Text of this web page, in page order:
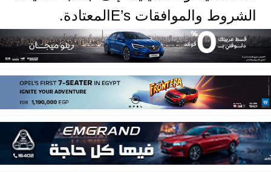
الشروط والموافقات E’sالمعتادة.